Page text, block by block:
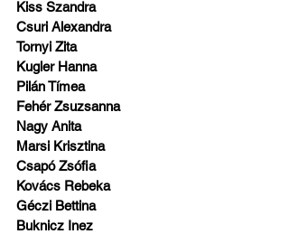
Kiss Szandra
Csuri Alexandra
Tornyi Zita
Kugler Hanna
Pilán Tímea
Fehér Zsuzsanna
Nagy Anita
Marsi Krisztina
Csapó Zsófia
Kovács Rebeka
Géczi Bettina
Buknicz Inez